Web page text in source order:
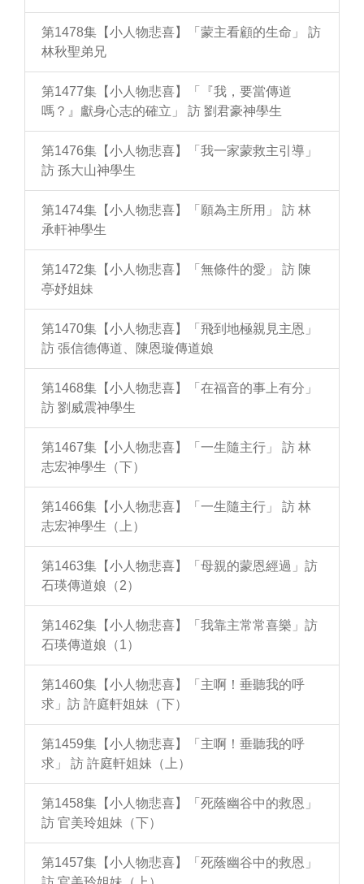
第1478集【小人物悲喜】「蒙主看顧的生命」 訪
林秋聖弟兄
第1477集【小人物悲喜】「『我，要當傳道
嗎？』獻身心志的確立」 訪 劉君豪神學生
第1476集【小人物悲喜】「我一家蒙救主引導」
訪 孫大山神學生
第1474集【小人物悲喜】「願為主所用」 訪 林
承軒神學生
第1472集【小人物悲喜】「無條件的愛」 訪 陳
亭妤姐妹
第1470集【小人物悲喜】「飛到地極親見主恩」
訪 張信德傳道、陳恩璇傳道娘
第1468集【小人物悲喜】「在福音的事上有分」
訪 劉威震神學生
第1467集【小人物悲喜】「一生隨主行」 訪 林
志宏神學生（下）
第1466集【小人物悲喜】「一生隨主行」 訪 林
志宏神學生（上）
第1463集【小人物悲喜】「母親的蒙恩經過」訪
石瑛傳道娘（2）
第1462集【小人物悲喜】「我靠主常常喜樂」訪
石瑛傳道娘（1）
第1460集【小人物悲喜】「主啊！垂聽我的呼
求」訪 許庭軒姐妹（下）
第1459集【小人物悲喜】「主啊！垂聽我的呼
求」 訪 許庭軒姐妹（上）
第1458集【小人物悲喜】「死蔭幽谷中的救恩」
訪 官美玲姐妹（下）
第1457集【小人物悲喜】「死蔭幽谷中的救恩」